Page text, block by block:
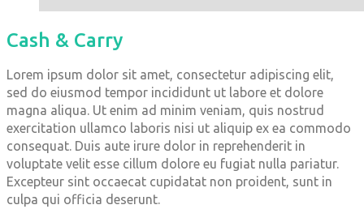
Cash & Carry
Lorem ipsum dolor sit amet, consectetur adipiscing elit,
sed do eiusmod tempor incididunt ut labore et dolore
magna aliqua. Ut enim ad minim veniam, quis nostrud
exercitation ullamco laboris nisi ut aliquip ex ea commodo
consequat. Duis aute irure dolor in reprehenderit in
voluptate velit esse cillum dolore eu fugiat nulla pariatur.
Excepteur sint occaecat cupidatat non proident, sunt in
culpa qui officia deserunt.